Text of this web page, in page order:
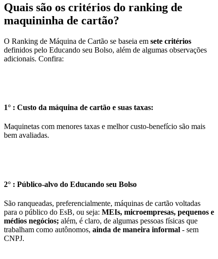
Quais são os critérios do ranking de
maquininha de cartão?
O Ranking de Máquina de Cartão se baseia em sete critérios
definidos pelo Educando seu Bolso, além de algumas observações
adicionais. Confira:
1° : Custo da máquina de cartão e suas taxas:
Maquinetas com menores taxas e melhor custo-benefício são mais
bem avaliadas.
2° : Público-alvo do Educando seu Bolso
São ranqueadas, preferencialmente, máquinas de cartão voltadas
para o público do EsB, ou seja: MEIs, microempresas, pequenos e
médios negócios; além, é claro, de algumas pessoas físicas que
trabalham como autônomos, ainda de maneira informal - sem
CNPJ.